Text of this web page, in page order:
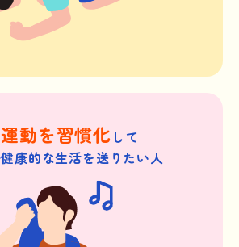
運動を習慣化 して
健康的な生活を送りたい人